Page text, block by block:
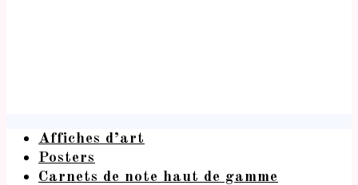
Affiches d’art
Posters
Carnets de note haut de gamme